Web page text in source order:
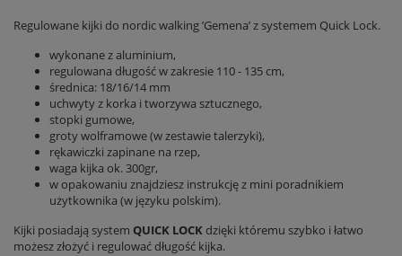
Regulowane kijki do nordic walking ’Gemena’ z systemem Quick Lock.
wykonane z aluminium,
regulowana długość w zakresie 110 - 135 cm,
średnica: 18/16/14 mm
uchwyty z korka i tworzywa sztucznego,
stopki gumowe,
groty wolframowe (w zestawie talerzyki),
rękawiczki zapinane na rzep,
waga kijka ok. 300gr,
w opakowaniu znajdziesz instrukcję z mini poradnikiem
użytkownika (w języku polskim).
Kijki posiadają system QUICK LOCKdzięki któremu szybko i łatwo
możesz złożyć i regulować długość kijka.